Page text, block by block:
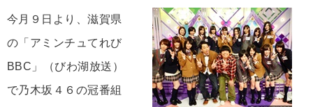
今月９日より、滋賀県
の「アミンチュてれび
BBC」（びわ湖放送）
で乃木坂４６の冠番組